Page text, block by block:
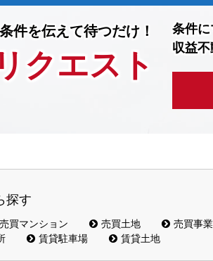
件を伝えて待つだけ！
クエスト
条件に
収益
探す
売買マンション 売買土地 売買事
賃貸駐車場 賃貸土地